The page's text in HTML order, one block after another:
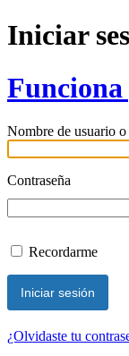
Iniciar
Funciona
Nombre de usuario
Contraseña
Recordarme
¿Olvidaste tu